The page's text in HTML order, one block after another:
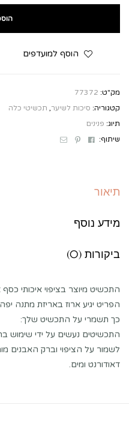
הוסף למועדפים
מק"ט: 77372
קטגוריה: סיכות לשיער, תכשיטי כלה
תיוג: פנינים
שיתוף:
Facebook
Pinterest
Email
תיאור
מידע נוסף
ביקורות (0)
התכשיט מיוצר בציפוי איכותי
הפריט יגיע ארוז באריזת מתנה
כך תשמרי על התכשיט שלך:
התכשיטים נעשים על ידי שימוש
לשמור על הציפוי וברק האבנים
דאודורנט ומים.